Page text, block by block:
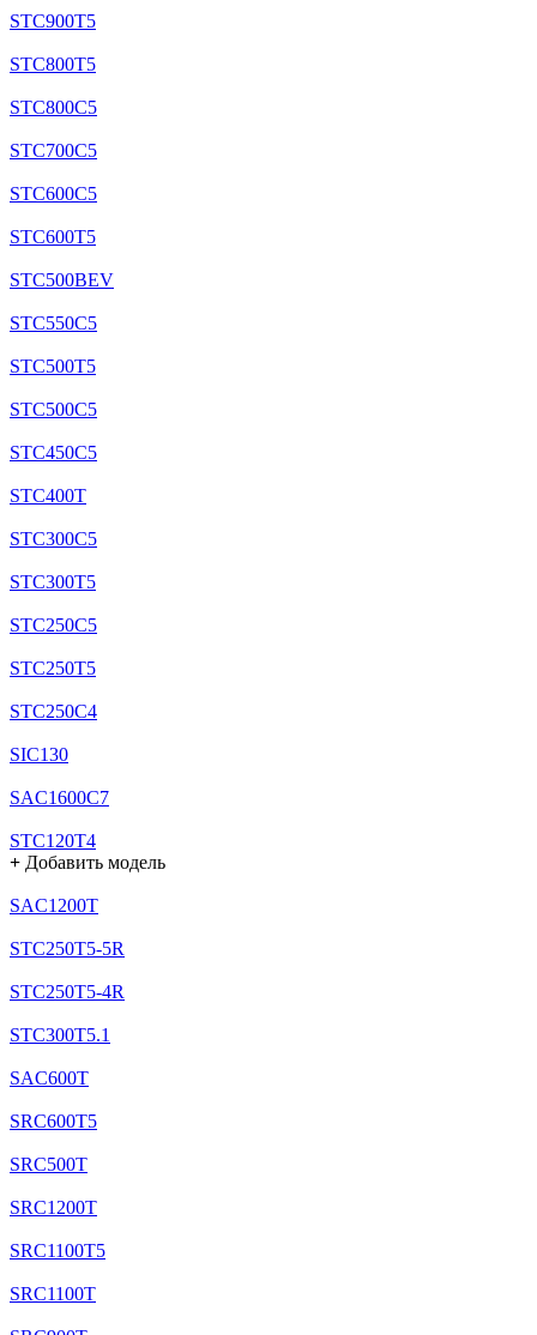
STC900T5
STC800T5
STC800C5
STC700C5
STC600C5
STC600T5
STC500BEV
STC550C5
STC500T5
STC500C5
STC450C5
STC400T
STC300C5
STC300T5
STC250C5
STC250T5
STC250C4
SIC130
SAC1600C7
STC120T4
+ Добавить модель
SAC1200T
STC250T5-5R
STC250T5-4R
STC300T5.1
SAC600T
SRC600T5
SRC500T
SRC1200T
SRC1100T5
SRC1100T